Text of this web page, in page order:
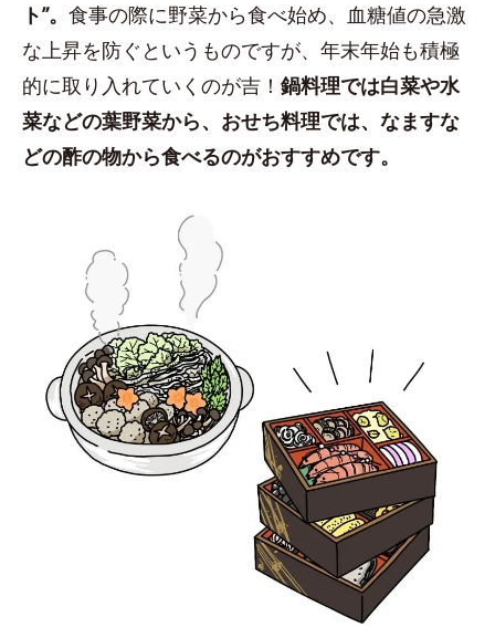
ト”。 食事の際に野菜から食べ始め、血糖値の急激
な上昇を防ぐというものですが、年末年始も積極
的に取り入れていくのが吉！ 鍋料理では白菜や水
菜などの葉野菜から、おせち料理では、なますな
どの酢の物から食べるのがおすすめです。